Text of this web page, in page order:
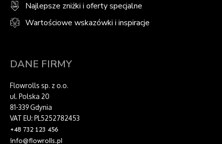
Najlepsze zniżki i oferty specjalne
Wartościowe wskazówki i inspiracje
DANE FIRMY
Flowrolls sp. z o.o.
ul. Polska 20
81-339 Gdynia
VAT EU: PL5252782453
+48 732 123 456
info@flowrolls.pl